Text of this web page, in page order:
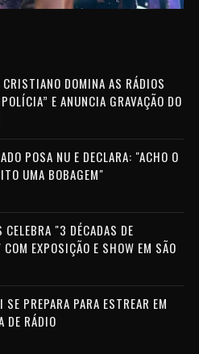
DOMINA AS RÁDIOS
E ANUNCIA GRAVAÇÃO DO
POSA NU E DECLARA: "ACHO O
UMA BOBAGEM"
CELEBRA "3 DÉCADAS DE
EXPOSIÇÃO E SHOW EM SÃO
SE PREPARA PARA ESTREAR EM
DE RÁDIO